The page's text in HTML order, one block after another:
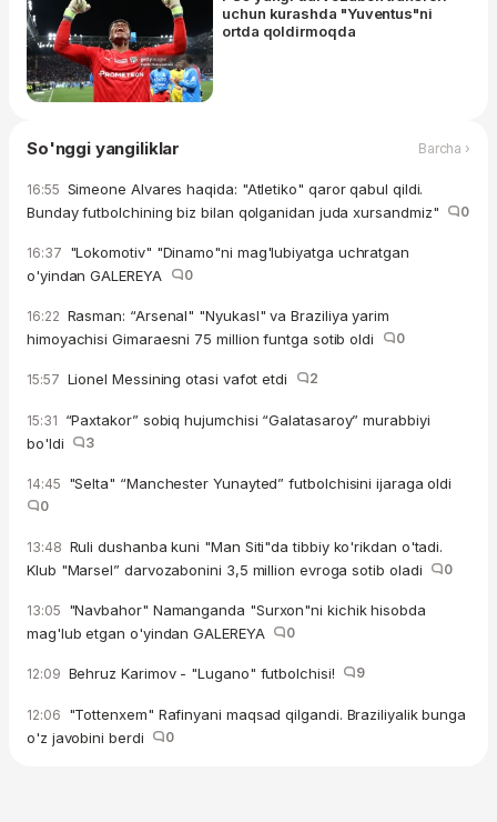
uchun kurashda "Yuventus"ni
ortda qoldirmoqda
So'nggi yangiliklar Barcha ›
16:55 Simeone Alvares haqida: "Atletiko" qaror qabul qildi.
Bunday futbolchining biz bilan qolganidan juda xursandmiz"
0
16:37 "Lokomotiv" "Dinamo"ni mag'lubiyatga uchratgan
o'yindan GALEREYA
0
16:22 Rasman: “Arsenal" "Nyukasl" va Braziliya yarim
himoyachisi Gimaraesni 75 million funtga sotib oldi
0
15:57 Lionel Messining otasi vafot etdi 2
15:31 “Paxtakor” sobiq hujumchisi “Galatasaroy” murabbiyi
bo'ldi
3
14:45 "Selta" “Manchester Yunayted” futbolchisini ijaraga oldi
0
13:48 Ruli dushanba kuni "Man Siti"da tibbiy ko'rikdan o'tadi.
Klub "Marsel” darvozabonini 3,5 million evroga sotib oladi
0
13:05 "Navbahor" Namanganda "Surxon"ni kichik hisobda
mag'lub etgan o'yindan GALEREYA
0
12:09 Behruz Karimov - "Lugano" futbolchisi! 9
12:06 "Tottenxem" Rafinyani maqsad qilgandi. Braziliyalik bunga
o'z javobini berdi
0